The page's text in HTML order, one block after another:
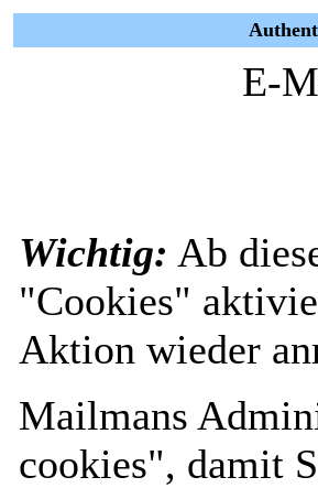
E-
Wichtig: Ab
"Cookies"
Aktion wieder
Mailmans
cookies", damit